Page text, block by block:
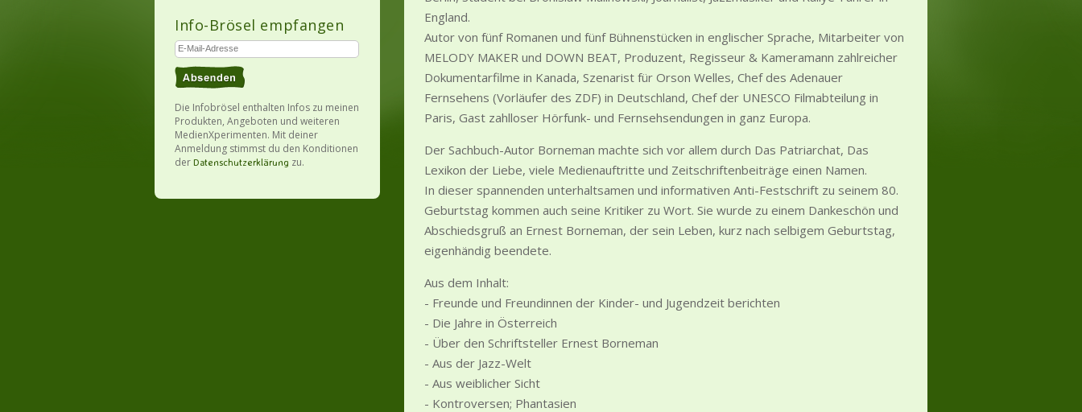
Info-Brösel empfangen
Die Infobrösel enthalten Infos zu meinen
Produkten, Angeboten und weiteren
MedienXperimenten. Mit deiner
Anmeldung stimmst du den Konditionen
der Datenschutzerklärung zu.
England.
Autor von fünf Romanen und fünf Bühnenstücken in englischer Sprache, Mitarbeiter von
MELODY MAKER und DOWN BEAT, Produzent, Regisseur & Kameramann zahlreicher
Dokumentarfilme in Kanada, Szenarist für Orson Welles, Chef des Adenauer
Fernsehens (Vorläufer des ZDF) in Deutschland, Chef der UNESCO Filmabteilung in
Paris, Gast zahlloser Hörfunk- und Fernsehsendungen in ganz Europa.
Der Sachbuch-Autor Borneman machte sich vor allem durch Das Patriarchat, Das
Lexikon der Liebe, viele Medienauftritte und Zeitschriftenbeiträge einen Namen.
In dieser spannenden unterhaltsamen und informativen Anti-Festschrift zu seinem 80.
Geburtstag kommen auch seine Kritiker zu Wort. Sie wurde zu einem Dankeschön und
Abschiedsgruß an Ernest Borneman, der sein Leben, kurz nach selbigem Geburtstag,
eigenhändig beendete.
Aus dem Inhalt:
- Freunde und Freundinnen der Kinder- und Jugendzeit berichten
- Die Jahre in Österreich
- Über den Schriftsteller Ernest Borneman
- Aus der Jazz-Welt
- Aus weiblicher Sicht
- Kontroversen; Phantasien